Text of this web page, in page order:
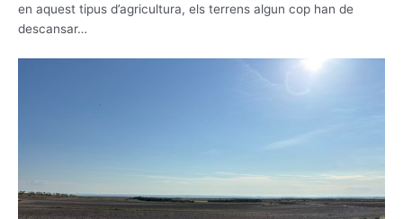
en aquest tipus d’agricultura, els terrens algun cop han de
descansar…